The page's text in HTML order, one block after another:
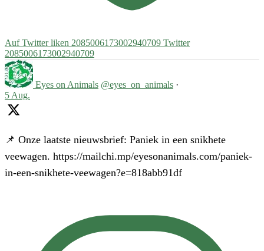
Auf Twitter liken 2085006173002940709 Twitter
2085006173002940709
Eyes on Animals @eyes_on_animals ·
5 Aug.
📌 Onze laatste nieuwsbrief: Paniek in een snikhete
veewagen. https://mailchi.mp/eyesonanimals.com/paniek-
in-een-snikhete-veewagen?e=818abb91df